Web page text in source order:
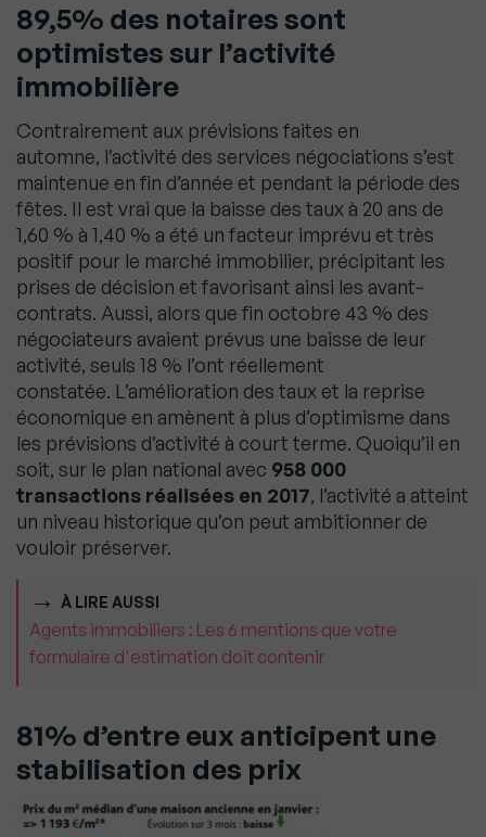
89,5% des notaires sont
optimistes sur l’activité
immobilière
Contrairement aux prévisions faites en
automne, l’activité des services négociations s’est
maintenue en fin d’année et pendant la période des
fêtes. Il est vrai que la baisse des taux à 20 ans de
1,60 % à 1,40 % a été un facteur imprévu et très
positif pour le marché immobilier, précipitant les
prises de décision et favorisant ainsi les avant-
contrats. Aussi, alors que fin octobre 43 % des
négociateurs avaient prévus une baisse de leur
activité, seuls 18 % l’ont réellement
constatée. L’amélioration des taux et la reprise
économique en amènent à plus d’optimisme dans
les prévisions d’activité à court terme. Quoiqu’il en
soit, sur le plan national avec 958 000
transactions réalisées en 2017, l’activité a atteint
un niveau historique qu’on peut ambitionner de
vouloir préserver.
À LIRE AUSSI
Agents immobiliers : Les 6 mentions que votre
formulaire d'estimation doit contenir
81% d’entre eux anticipent une
stabilisation des prix